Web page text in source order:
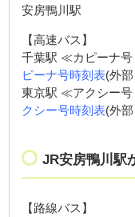
安房鴨川駅
【高速バス】
千葉駅 ≪カピーナ
ピーナ号時刻表(外
東京駅 ≪アクシー
クシー号時刻表(外
JR安房鴨川駅
【路線バス】